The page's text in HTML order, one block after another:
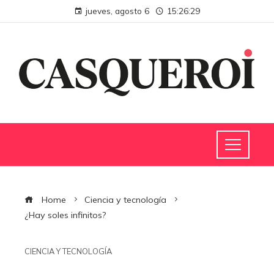
jueves, agosto 6 15:26:30
Home
Ciencia y tecnología
¿Hay soles infinitos?
CIENCIA Y TECNOLOGÍA